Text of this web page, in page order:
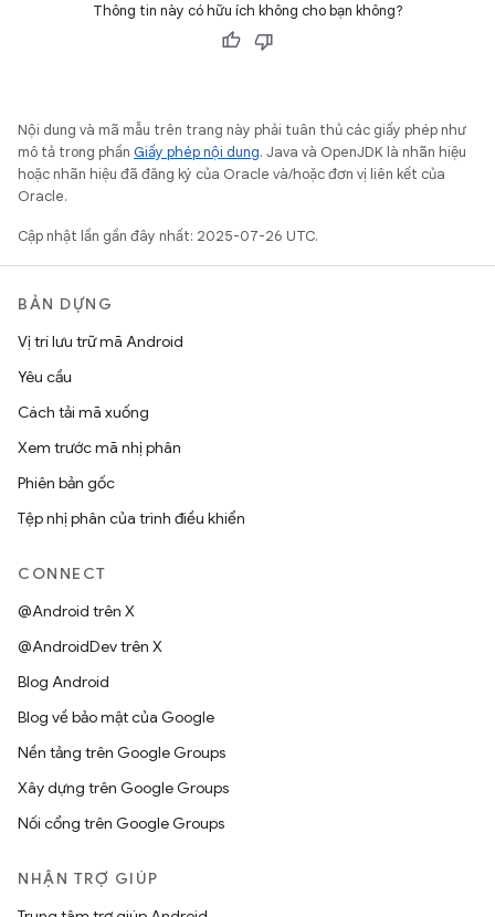
Thông tin này có hữu ích không cho bạn không?
Nội dung và mã mẫu trên trang này phải tuân thủ các giấy phép như
mô tả trong phần Giấy phép nội dung. Java và OpenJDK là nhãn hiệu
hoặc nhãn hiệu đã đăng ký của Oracle và/hoặc đơn vị liên kết của
Oracle.
Cập nhật lần gần đây nhất: 2025-07-26 UTC.
BẢN DỰNG
Vị trí lưu trữ mã Android
Yêu cầu
Cách tải mã xuống
Xem trước mã nhị phân
Phiên bản gốc
Tệp nhị phân của trình điều khiển
CONNECT
@Android trên X
@AndroidDev trên X
Blog Android
Blog về bảo mật của Google
Nền tảng trên Google Groups
Xây dựng trên Google Groups
Nối cổng trên Google Groups
NHẬN TRỢ GIÚP